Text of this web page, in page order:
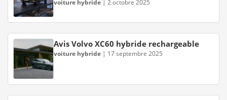
voiture hybride | 2 octobre 2025
Avis Volvo XC60 hybride rechargeable
voiture hybride | 17 septembre 2025